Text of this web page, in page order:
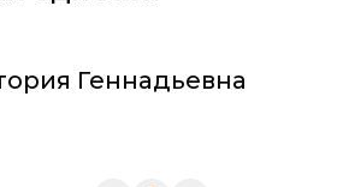
Геннадьевна